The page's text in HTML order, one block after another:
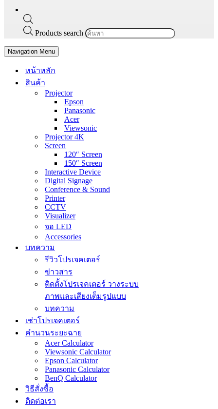
Products search
Navigation Menu
หน้าหลัก
สินค้า
Projector
Epson
Panasonic
Acer
Viewsonic
Projector 4K
Screen
120″ Screen
150″ Screen
Interactive Device
Digital Signage
Conference & Sound
Printer
CCTV
Visualizer
จอ LED
Accessories
บทความ
รีวิวโปรเจคเตอร์
ข่าวสาร
ติดตั้งโปรเจคเตอร์ วางระบบ
ภาพและเสียงเต็มรูปแบบ
บทความ
เช่าโปรเจคเตอร์
คำนวนระยะฉาย
Acer Calculator
Viewsonic Calculator
Epson Calculator
Panasonic Calculator
BenQ Calculator
วิธีสั่งซื้อ
ติดต่อเรา